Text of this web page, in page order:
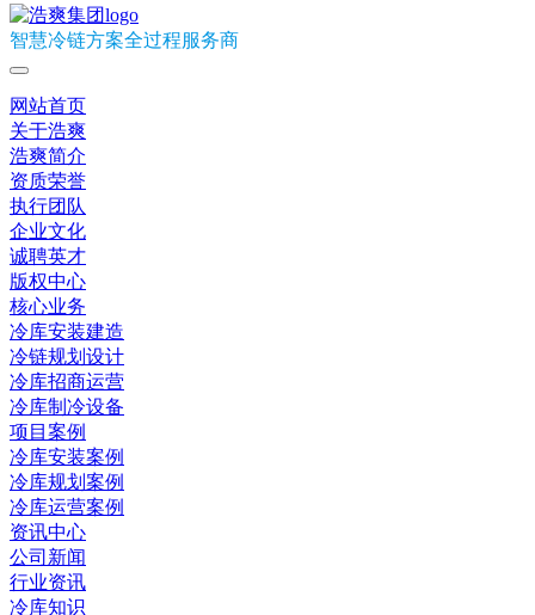
智慧冷链方案全过程服务商
网站首页
关于浩爽
浩爽简介
资质荣誉
执行团队
企业文化
诚聘英才
版权中心
核心业务
冷库安装建造
冷链规划设计
冷库招商运营
冷库制冷设备
项目案例
冷库安装案例
冷库规划案例
冷库运营案例
资讯中心
公司新闻
行业资讯
冷库知识